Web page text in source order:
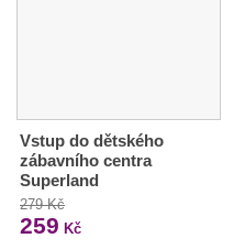
Vstup do dětského
zábavního centra
Superland
279 Kč
259 Kč